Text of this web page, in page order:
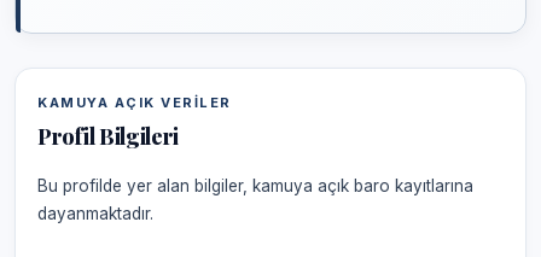
KAMUYA AÇIK VERILER
Profil Bilgileri
Bu profilde yer alan bilgiler, kamuya açık baro kayıtlarına
dayanmaktadır.